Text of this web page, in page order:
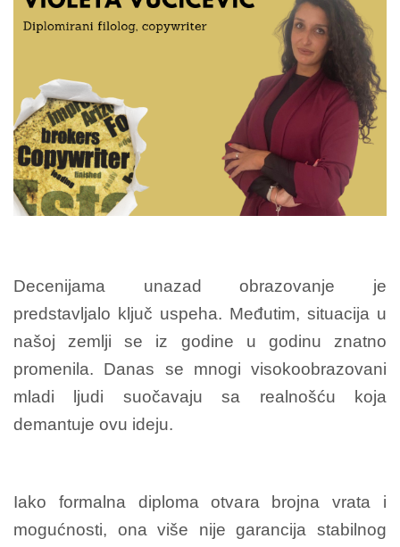
Decenijama unazad obrazovanje je
predstavljalo ključ uspeha. Međutim, situacija u
našoj zemlji se iz godine u godinu znatno
promenila. Danas se mnogi visokoobrazovani
mladi ljudi suočavaju sa realnošću koja
demantuje ovu ideju.
Iako formalna diploma otvara brojna vrata i
mogućnosti, ona više nije garancija stabilnog